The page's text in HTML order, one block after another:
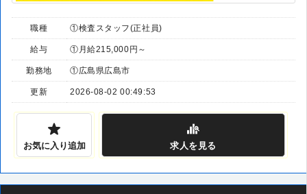
職種 ①検査スタッフ(正社員)
給与 ①月給215,000円～
勤務地 ①広島県広島市
更新 2026-08-02 00:49:53
お気に入り追加 求人 を見る